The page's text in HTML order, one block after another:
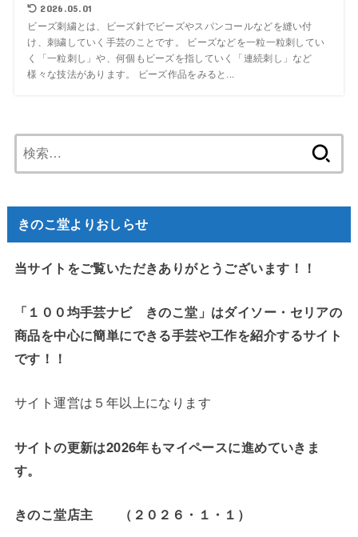
2026.05.01
ビーズ刺繍とは、ビーズ針でビーズやスパンコールなどを縫い付
け、刺繍していく手芸のことです。 ビーズなどを一粒一粒刺してい
く「一粒刺し」や、何個もビーズを指していく「連続刺し」など
様々な技法があります。 ビーズ作品をみると...
索:
きのこ堂よりおしらせ
当サイトをご覧いただきありがとうございます！！
「１００均手芸ナビ きのこ堂」はダイソー・セリアの
商品を中心に簡単にできる手芸や工作を紹介するサイト
です！！
サイト運営は５年以上になります
サイトの更新は2026年もマイペースに進めていきま
す。
きのこ堂店主 （２０２６・１・１）